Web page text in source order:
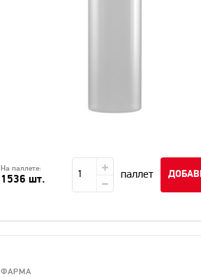
На паллете:
1536 шт. паллет
ФАРМА